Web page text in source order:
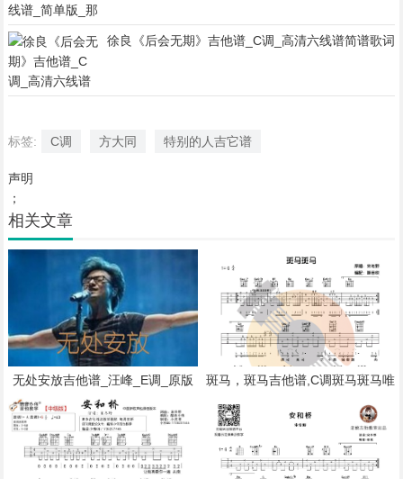
徐良《后会无期》吉他谱_C调_高清六线谱简谱歌词
标签: C调 方大同 特别的人吉它谱
声明
；
相关文章
无处安放吉他谱_汪峰_E调_原版
指弹吉他简谱
斑马，斑马吉他谱,C调斑马斑马唯
冬野六线谱原版六线谱图片